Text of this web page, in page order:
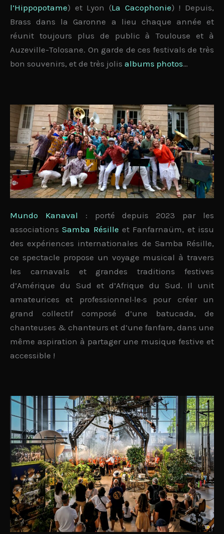
l’Hippopotame) et Lyon (La Cacophonie) ! Depuis,
Brass dans la Garonne a lieu chaque année et
réunit toujours plus de public àToulouse et à
Auzeville-Tolosane. On garde de ces festivals de très
bon souvenirs, et de très jolis albums photos…
Mundo Kanaval : porté depuis 2023 par les
associationsSamba Résille et Fanfarnaüm, et issu
desexpériences internationales de Samba Résille,
ce spectacle propose un voyage musical à travers
les carnavals etgrandes traditions festives
d’Amérique du Sud et d’Afrique du Sud. Il unit
amateurices et professionnel·le·s pour créer un
grand collectif composé d’une batucada, de
chanteuses & chanteurs et d’une fanfare, dans une
même aspiration à partager une musiquefestive et
accessible !